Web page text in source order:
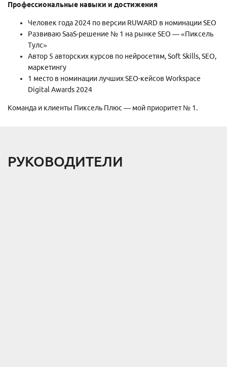
Профессиональные навыки и достижения
Человек года 2024 по версии RUWARD в номинации SEO
Развиваю SaaS-решение № 1 на рынке SEO — «Пиксель
Тулс»
Автор 5 авторских курсов по нейросетям, Soft Skills, SEO,
маркетингу
1 место в номинации лучших SEO-кейсов Workspace
Digital Awards 2024
Команда и клиенты Пиксель Плюс — мой приоритет № 1.
РУКОВОДИТЕЛИ